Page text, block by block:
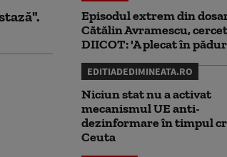
Episodul extrem din
Cătălin Avramescu,
DIICOT: 'A plecat în
EDITIADEDIMINEATA.RO
Niciun stat nu a activat
mecanismul UE anti-
dezinformare în timpul
Ceuta